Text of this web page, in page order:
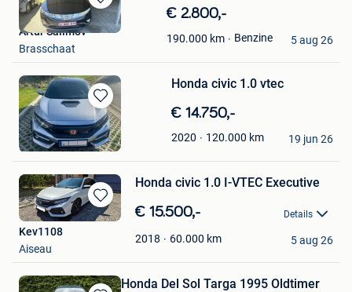
Bewaren
in
Mijn
€ 2.800,-
190.000 km Benzine
Artur Salimov
Brasschaat
5 aug 26
Bewaren
in
Mijn
Favorieten
Honda civic 1.0 vtec
€ 14.750,-
2020 120.000 km
david
Gembloux
19 jun 26
Bewaren
in
Honda civic 1.0 I-VTEC Executive
€ 15.500,- Details
2018 60.000 km
Kev1108
Aiseau
5 aug 26
Honda Del Sol Targa 1995 Oldtimer